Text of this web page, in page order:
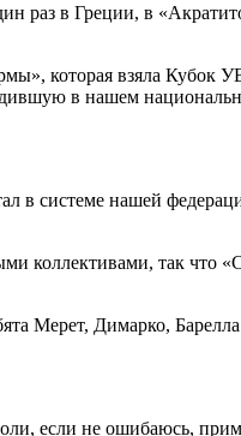
раз в Греции, в
которая взяла Кубок
в нашем
в системе нашей
коллективами, так что
Мерет, Димарко,
если не ошибаюсь,